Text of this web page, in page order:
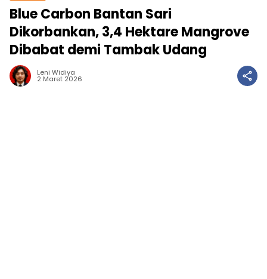
Blue Carbon Bantan Sari
Dikorbankan, 3,4 Hektare Mangrove
Dibabat demi Tambak Udang
Leni Widiya
2 Maret 2026